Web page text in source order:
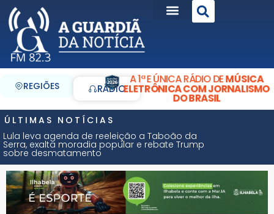
REGIÕES RÁDIO
A 1ª E ÚNICA RÁDIO DEMÚSICA
ELETRÔNICA COM JORNALISMO
DO BRASIL
ÚLTIMAS NOTÍCIAS
Lula leva agenda de reeleição a Taboão da
Serra, exalta moradia popular e rebate Trump
sobre desmatamento